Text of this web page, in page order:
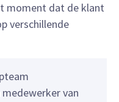
moment dat de klant
verschillende
van